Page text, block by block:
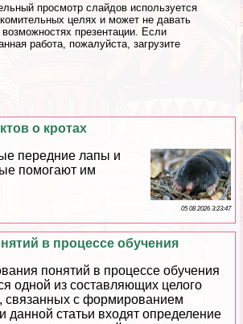
просмотр слайдов используется
целях и может не давать
презентации. Если
работа, пожалуйста, загрузите
о кротах
передние лапы и
помогают им
05 08 2026 3:23:47
в процессе обучения
понятий в процессе обучения
одной из составляющих целого
связанных с формированием
статьи входят определение